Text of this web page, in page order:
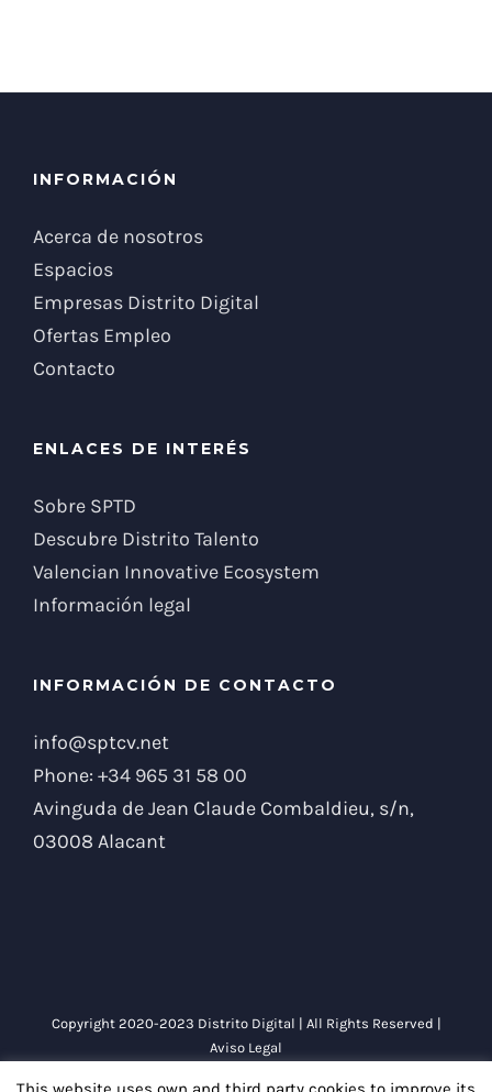
INFORMACIÓN
Acerca de nosotros
Espacios
Empresas Distrito Digital
Ofertas Empleo
Contacto
ENLACES DE INTERÉS
Sobre SPTD
Descubre Distrito Talento
Valencian Innovative Ecosystem
Información legal
INFORMACIÓN DE CONTACTO
info@sptcv.net
Phone: +34 965 31 58 00
Avinguda de Jean Claude Combaldieu, s/n,
03008 Alacant
Copyright 2020-2023 Distrito Digital | All Rights Reserved |
Aviso Legal